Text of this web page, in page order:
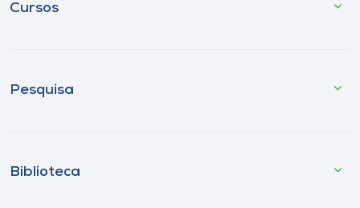
Cursos
Pesquisa
Biblioteca